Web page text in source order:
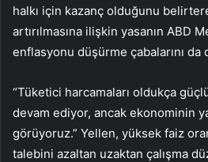
halkı için kazanç olduğunu
artırılmasına ilişkin yasanın ABD
enflasyonu düşürme çabalarını
“Tüketici harcamaları oldukça
devam ediyor, ancak ekonominin
görüyoruz.” Yellen, yüksek faiz
talebini azaltan uzaktan çalışma